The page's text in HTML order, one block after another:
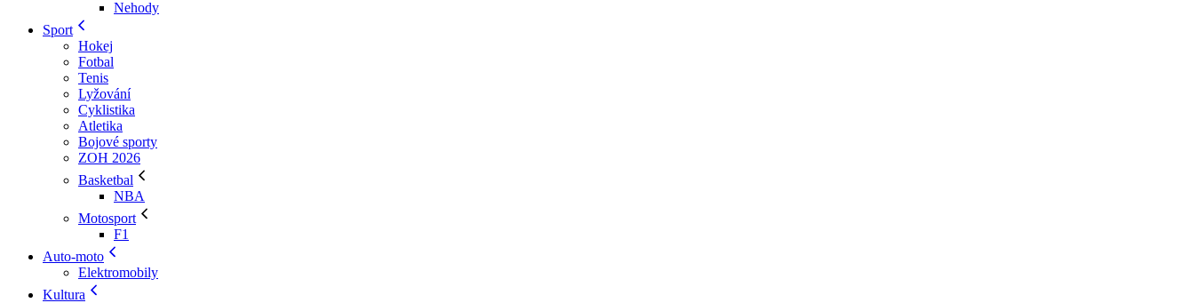
Nehody
Sport
Hokej
Fotbal
Tenis
Lyžování
Cyklistika
Atletika
Bojové sporty
ZOH 2026
Basketbal
NBA
Motosport
F1
Auto-moto
Elektromobily
Kultura